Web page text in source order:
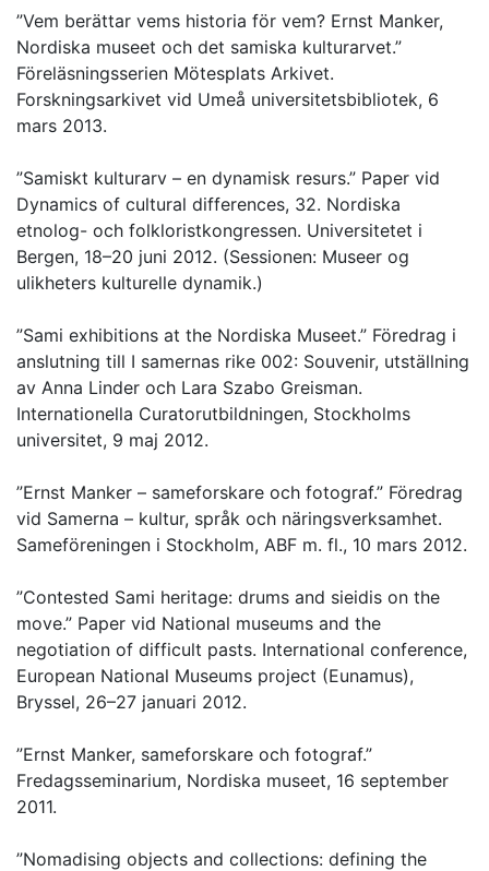
”Vem berättar vems historia för vem? Ernst Manker,
Nordiska museet och det samiska kulturarvet.”
Föreläsningsserien Mötesplats Arkivet.
Forskningsarkivet vid Umeå universitetsbibliotek, 6
mars 2013.
”Samiskt kulturarv – en dynamisk resurs.” Paper vid
Dynamics of cultural differences, 32. Nordiska
etnolog- och folkloristkongressen. Universitetet i
Bergen, 18–20 juni 2012. (Sessionen: Museer og
ulikheters kulturelle dynamik.)
”Sami exhibitions at the Nordiska Museet.” Föredrag i
anslutning till I samernas rike 002: Souvenir, utställning
av Anna Linder och Lara Szabo Greisman.
Internationella Curatorutbildningen, Stockholms
universitet, 9 maj 2012.
”Ernst Manker – sameforskare och fotograf.” Föredrag
vid Samerna – kultur, språk och näringsverksamhet.
Sameföreningen i Stockholm, ABF m. fl., 10 mars 2012.
”Contested Sami heritage: drums and sieidis on the
move.” Paper vid National museums and the
negotiation of difficult pasts. International conference,
European National Museums project (Eunamus),
Bryssel, 26–27 januari 2012.
”Ernst Manker, sameforskare och fotograf.”
Fredagsseminarium, Nordiska museet, 16 september
2011.
”Nomadising objects and collections: defining the